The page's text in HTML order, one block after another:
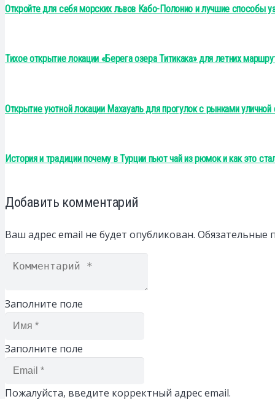
Откройте для себя морских львов Кабо-Полонио и лучшие способы
Тихое открытие локации «Берега озера Титикака» для летних
Открытие уютной локации Махауаль для прогулок с рынками
История и традиции почему в Турции пьют чай из рюмок и как это
Добавить комментарий
Ваш адрес email не будет опубликован. Обязательные
Заполните поле
Заполните поле
Пожалуйста, введите корректный адрес email.